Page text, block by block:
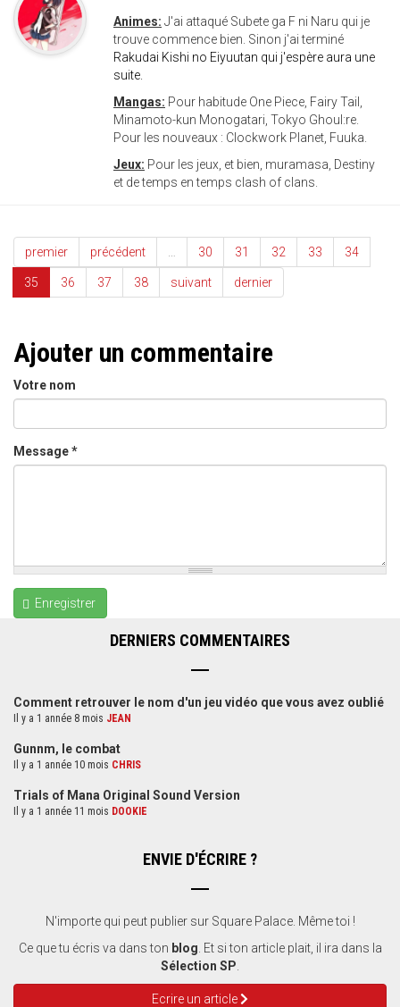
Animes: J'ai attaqué Subete ga F ni Naru qui je
trouve commence bien. Sinon j'ai terminé
Rakudai Kishi no Eiyuutan qui j'espère aura une
suite.
Mangas: Pour habitude One Piece, Fairy Tail,
Minamoto-kun Monogatari, Tokyo Ghoul:re.
Pour les nouveaux : Clockwork Planet, Fuuka.
Jeux: Pour les jeux, et bien, muramasa, Destiny
et de temps en temps clash of clans.
premier précédent 30 31 32 33 34
35 36 37 38 suivant dernier
Ajouter un commentaire
Votre nom
Message*
Enregistrer
DERNIERS COMMENTAIRES
Comment retrouver le nom d'un jeu vidéo que vous avez oublié
Il y a 1 année 8 mois JEAN
Gunnm, le combat
Il y a 1 année 10 mois CHRIS
Trials of Mana Original Sound Version
Il y a 1 année 11 mois DOOKIE
ENVIE D'ÉCRIRE ?
N'importe qui peut publier sur Square Palace. Même toi !
Ce que tu écris va dans ton blog . Et si ton article plait, il ira dans la
Sélection SP
Ecrire un article